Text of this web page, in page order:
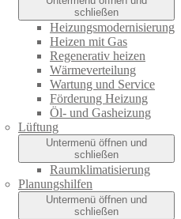
schließen
Heizungsmodernisierung
Heizen mit Gas
Regenerativ heizen
Wärmeverteilung
Wartung und Service
Förderung Heizung
Öl- und Gasheizung
Lüftung
Untermenü öffnen und
schließen
Raumklimatisierung
Planungshilfen
Untermenü öffnen und
schließen